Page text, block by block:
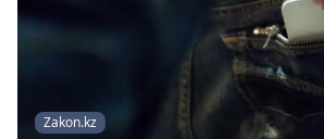
Zakon.kz